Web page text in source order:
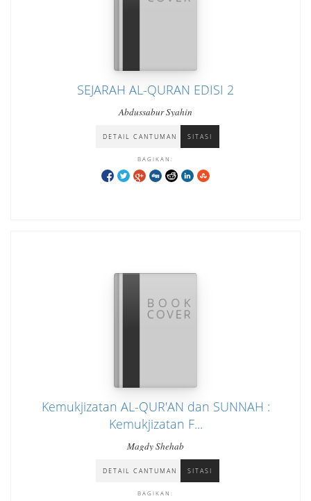
SEJARAH AL-QURAN EDISI 2
Abdussabur Syahin
DETAIL CANTUMAN SITASI
BAGIKAN:
Kemukjizatan AL-QUR'AN dan SUNNAH :
Kemukjizatan F...
Magdy Shehab
DETAIL CANTUMAN SITASI
BAGIKAN: